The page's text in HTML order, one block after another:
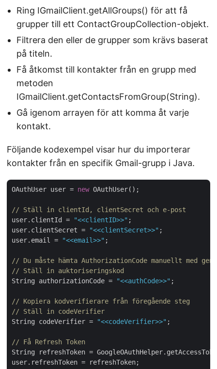
Ring IGmailClient.getAllGroups() för att få
grupper till ett ContactGroupCollection-objekt.
Filtrera den eller de grupper som krävs baserat
på titeln.
Få åtkomst till kontakter från en grupp med
metoden
IGmailClient.getContactsFromGroup(String).
Gå igenom arrayen för att komma åt varje
kontakt.
Följande kodexempel visar hur du importerar
kontakter från en specifik Gmail-grupp i Java.
OAuthUser user = new OAuthUser();
// Ställ in clientId, clientSecret och e-post
user.clientId =
"<<clientID>>" ;
user.clientSecret =
"<<clientSecret>>" ;
user.email =
"<<email>>" ;
// Du måste hämta AuthorizationCode manuellt med
// Ställ in auktoriseringskod
String authorizationCode =
"<<authCode>>" ;
// Kopiera kodverifierare från föregående steg
// Ställ in codeVerifier
String codeVerifier =
"<<codeVerifier>>" ;
// Få Refresh Token
String refreshToken =
user.refreshToken = refreshToken;